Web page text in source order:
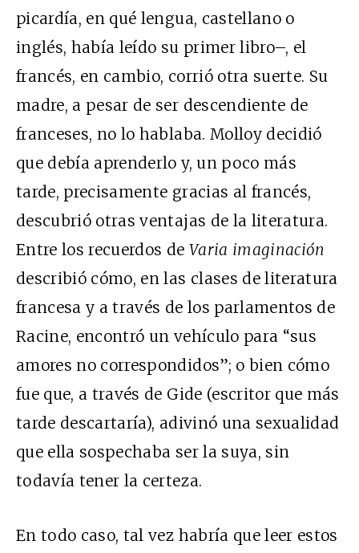
picardía, en qué lengua, castellano o
inglés, había leído su primer libro–, el
francés, en cambio, corrió otra suerte. Su
madre, a pesar de ser descendiente de
franceses, no lo hablaba. Molloy decidió
que debía aprenderlo y, un poco más
tarde, precisamente gracias al francés,
descubrió otras ventajas de la literatura.
Entre los recuerdos de Varia imaginación
describió cómo, en las clases de literatura
francesa y a través de los parlamentos de
Racine, encontró un vehículo para “sus
amores no correspondidos”; o bien cómo
fue que, a través de Gide (escritor que más
tarde descartaría), adivinó una sexualidad
que ella sospechaba ser la suya, sin
todavía tener la certeza.
En todo caso, tal vez habría que leer estos